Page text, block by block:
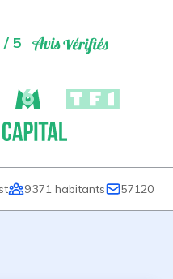
/ 5
9 371 habitants 57120